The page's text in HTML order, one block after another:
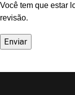
Você tem que estar
revisão.